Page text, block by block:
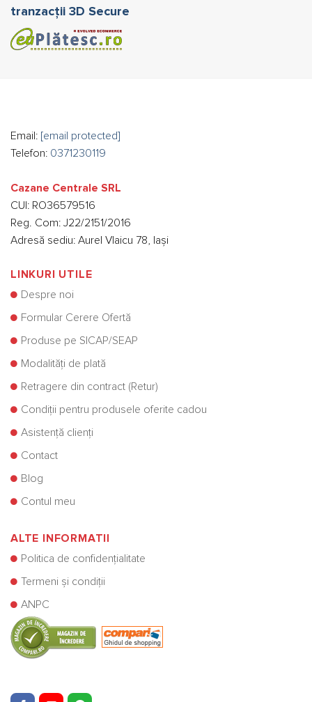
tranzacții 3D Secure
Email: [email protected]
Telefon: 0371230119
Cazane Centrale SRL
CUI: RO36579516
Reg. Com: J22/2151/2016
Adresă sediu: Aurel Vlaicu 78, Iași
LINKURI UTILE
Despre noi
Formular Cerere Ofertă
Produse pe SICAP/SEAP
Modalități de plată
Retragere din contract (Retur)
Condiții pentru produsele oferite cadou
Asistență clienți
Contact
Blog
Contul meu
ALTE INFORMATII
Politica de confidențialitate
Termeni și condiții
ANPC